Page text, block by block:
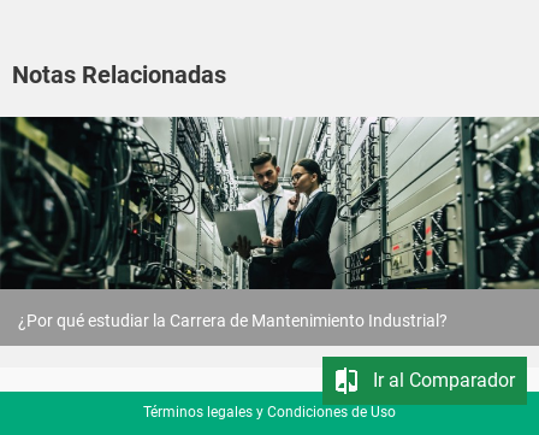
Notas Relacionadas
¿Por qué estudiar la Carrera de Mantenimiento Industrial?
Ir al Comparador
Términos legales y Condiciones de Uso